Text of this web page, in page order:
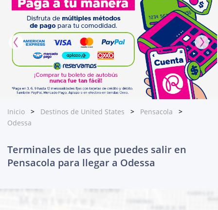
Inicio Destinos de United States
Pensacola
Odessa
Terminales de las que puedes salir en
Pensacola para llegar a Odessa